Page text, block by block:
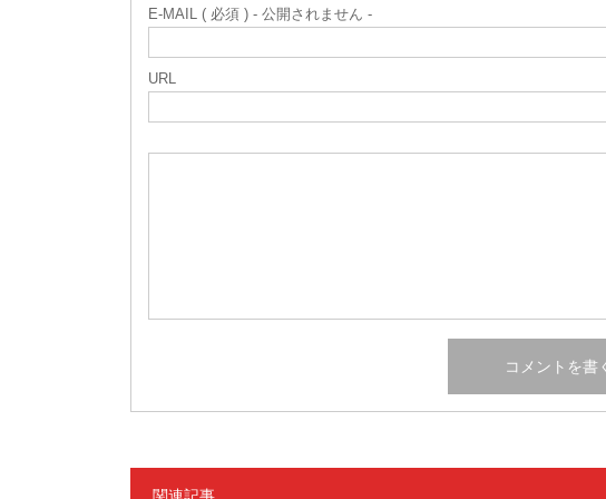
E-MAIL ( 必須 ) - 公開されません -
URL